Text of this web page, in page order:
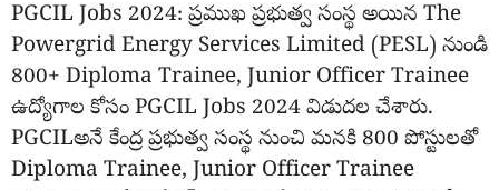
PGCIL Jobs 2024: ప్రముఖ ప్రభుత్వ సంస్థ అయిన The
Powergrid Energy Services Limited (PESL) నుండి
800+ Diploma Trainee, Junior Officer Trainee
ఉద్యోగాల కోసం PGCIL Jobs 2024 విడుదల చేశారు.
PGCILఅనే కేంద్ర ప్రభుత్వ సంస్థ నుంచి మనకి 800 పోస్టులతో
Diploma Trainee, Junior Officer Trainee